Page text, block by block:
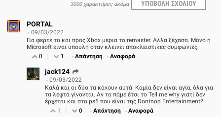
3000 χαρακτήρες ακόμα
PORTAL
09/03/2022
Για φερτε το και προς Xbox μερια το remaster. Αλλα ξεχασα. Μονο η
Microsoft ειναι υπουλη οταν κλεινει αποκλειστικες συμφωνιες.
0
1 Απάντηση Αναφορά
jack124
09/03/2022
Καλά και οι δύο τα κάνουν αυτά. Καμία δεν είναι αγία, όλα για
τα λεφτά γίνονται. Αν το πάμε έτσι το Tell me why γιατί δεν
έρχεται και στο ps5 που είναι της Dontnod Entertainment?
1
0 Απάντηση Αναφορά